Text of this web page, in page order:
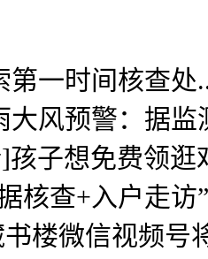
一时间核查处
风预警：据
子想免费领
核查+入户走访
楼微信视频号